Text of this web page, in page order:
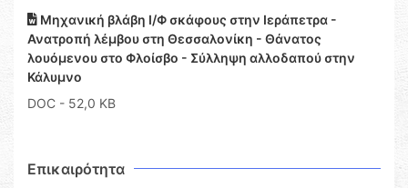
Μηχανική βλάβη Ι/Φ σκάφους στην Ιεράπετρα -
Ανατροπή λέμβου στη Θεσσαλονίκη - Θάνατος
λουόμενου στο Φλοίσβο - Σύλληψη αλλοδαπού στην
Κάλυμνο
DOC - 52,0 KB
Επικαιρότητα